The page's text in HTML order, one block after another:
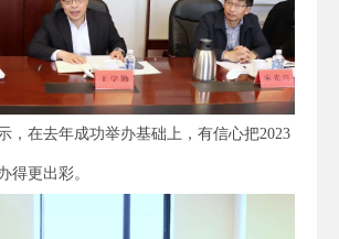
，在去年成功举办基础上，有信心把2023
得更出彩。